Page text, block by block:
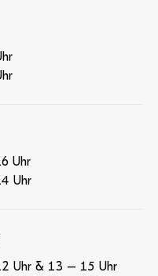
Uhr
Uhr
Uhr & 13 – 15 Uhr